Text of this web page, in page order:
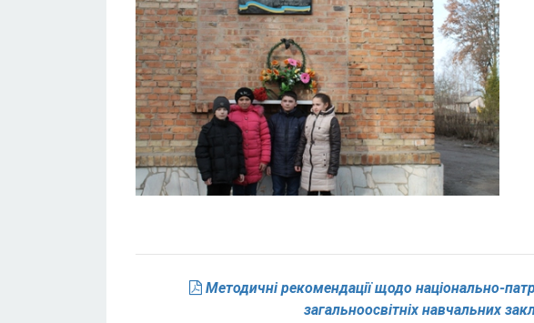
Методичні рекомендації щодо національно-
загальноосвітніх навчальних